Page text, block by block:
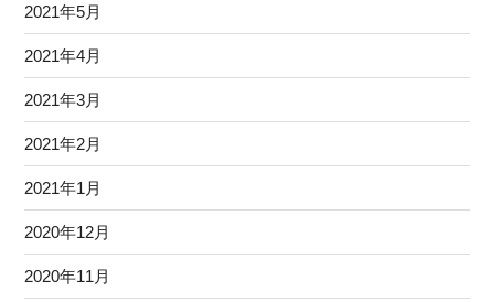
2021年5月
2021年4月
2021年3月
2021年2月
2021年1月
2020年12月
2020年11月